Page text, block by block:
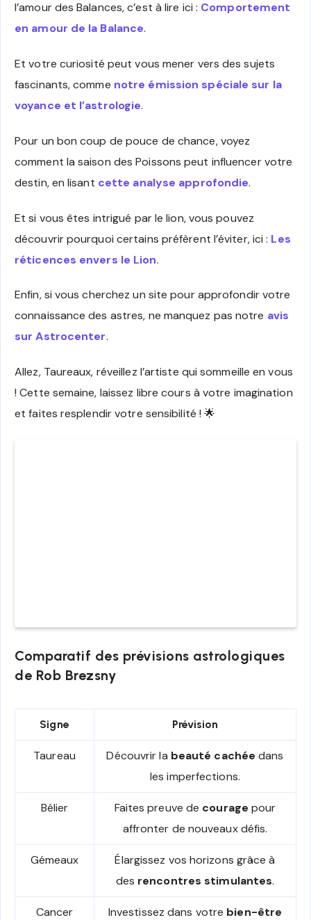
l’amour des Balances, c’est à lire ici : Comportement
en amour de la Balance.
Et votre curiosité peut vous mener vers des sujets
fascinants, comme notre émission spéciale sur la
voyance et l’astrologie.
Pour un bon coup de pouce de chance, voyez
comment la saison des Poissons peut influencer votre
destin, en lisant cette analyse approfondie.
Et si vous êtes intrigué par le lion, vous pouvez
découvrir pourquoi certains préfèrent l’éviter, ici : Les
réticences envers le Lion.
Enfin, si vous cherchez un site pour approfondir votre
connaissance des astres, ne manquez pas notre avis
sur Astrocenter.
Allez, Taureaux, réveillez l’artiste qui sommeille en vous
! Cette semaine, laissez libre cours à votre imagination
et faites resplendir votre sensibilité ! 🌟
Comparatif des prévisions astrologiques
de Rob Brezsny
Signe Prévision
Taureau Découvrir la beauté cachée dans
les imperfections.
Bélier Faites preuve de courage pour
affronter de nouveaux défis.
Gémeaux
Élargissez vos horizons grâce à
des rencontres stimulantes.
Cancer Investissez dans votre bien-être